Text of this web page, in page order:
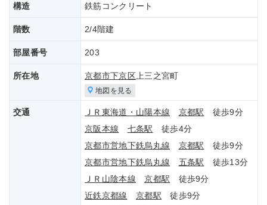
構造 鉄筋コンクリート
階数 2/4階建
部屋番号 203
所在地 京都市下京区上三之宮町
地図を見る
交通 ＪＲ東海道・山陽本線 京都駅 徒歩9分
京阪本線
七条駅 徒歩4分
京都市営地下鉄烏丸線
京都駅 徒歩9分
京都市営地下鉄烏丸線
五条駅 徒歩13分
ＪＲ山陰本線
京都駅 徒歩9分
近鉄京都線
京都駅 徒歩9分